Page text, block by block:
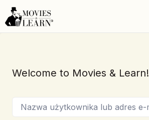
Welcome to Movies & Learn!